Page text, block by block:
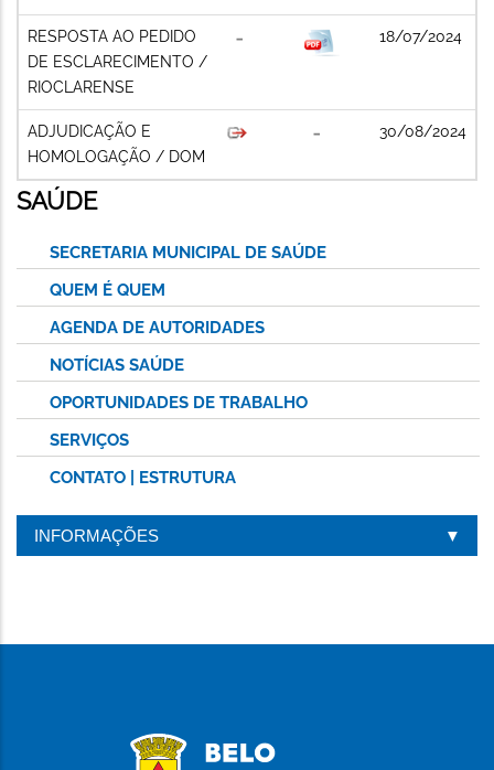
RESPOSTA AO PEDIDO
DE ESCLARECIMENTO /
RIOCLARENSE
18/07/2024
ADJUDICAÇÃO E
HOMOLOGAÇÃO / DOM
30/08/2024
SAÚDE
SECRETARIA MUNICIPAL DE SAÚDE
QUEM É QUEM
AGENDA DE AUTORIDADES
NOTÍCIAS SAÚDE
OPORTUNIDADES DE TRABALHO
SERVIÇOS
CONTATO | ESTRUTURA
INFORMAÇÕES